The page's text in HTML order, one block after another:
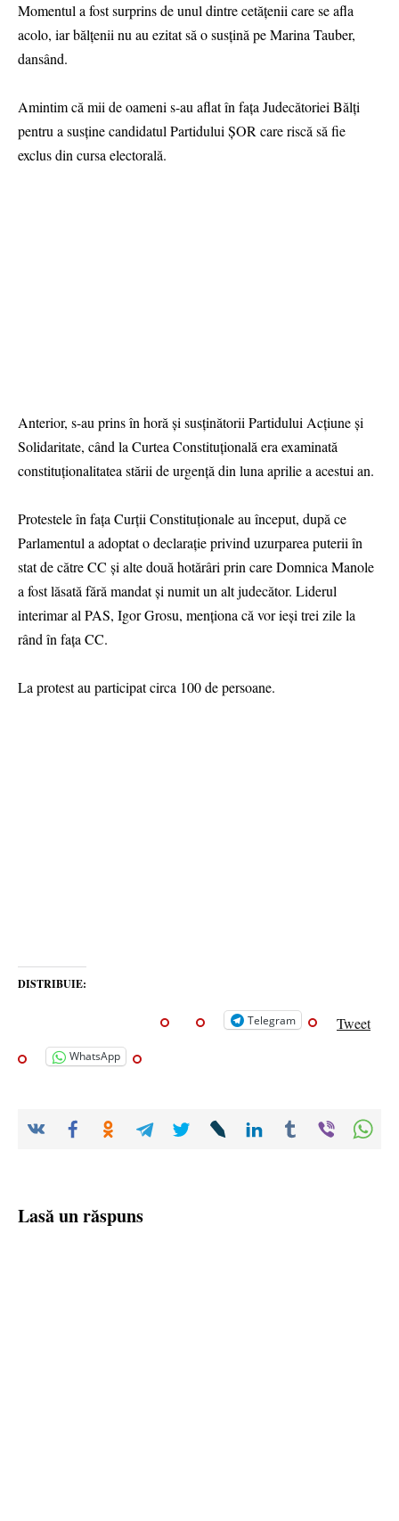
Momentul a fost surprins de unul dintre cetățenii care se afla
acolo, iar bălțenii nu au ezitat să o susțină pe Marina Tauber,
dansând.
Amintim că mii de oameni s-au aflat în fața Judecătoriei Bălți
pentru a susține candidatul Partidului ȘOR care riscă să fie
exclus din cursa electorală.
Anterior, s-au prins în horă și susținătorii Partidului Acțiune și
Solidaritate, când la Curtea Constituțională era examinată
constituționalitatea stării de urgență din luna aprilie a acestui an.
Protestele în fața Curții Constituționale au început, după ce
Parlamentul a adoptat o declarație privind uzurparea puterii în
stat de către CC și alte două hotărâri prin care Domnica Manole
a fost lăsată fără mandat și numit un alt judecător. Liderul
interimar al PAS, Igor Grosu, menționa că vor ieși trei zile la
rând în fața CC.
La protest au participat circa 100 de persoane.
DISTRIBUIE:
Telegram Tweet
WhatsApp
Lasă un răspuns